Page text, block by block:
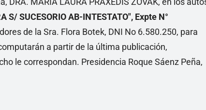
S/ SUCESORIO AB-INTESTATO", Expte N°
de la Sra. Flora Botek, DNI No 6.580.250, para
a partir de la última publicación,
le correspondan. Presidencia Roque Sáenz Peña,